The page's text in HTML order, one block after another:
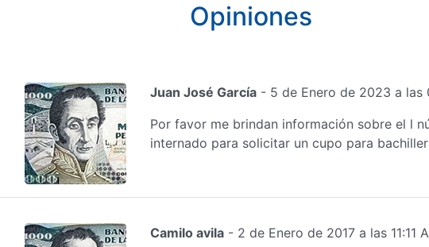
Opiniones
Juan José García- 5 de Enero de 2023 a las
Por favor me brindan información sobre el l
internado para solicitar un cupo para
Camilo avila- 2 de Enero de 2017 a las 11:11